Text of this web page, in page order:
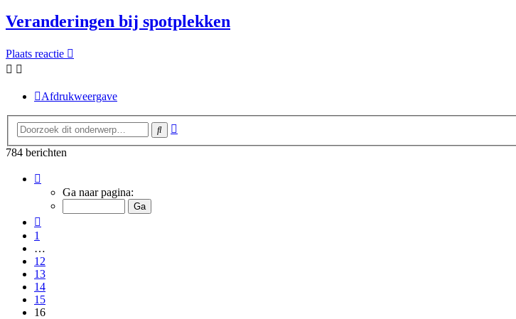
Veranderingen bij spotplekken
Plaats reactie
Afdrukweergave
Zoek
784 berichten
16
van
Ga naar pagina:
1
…
12
13
14
15
16